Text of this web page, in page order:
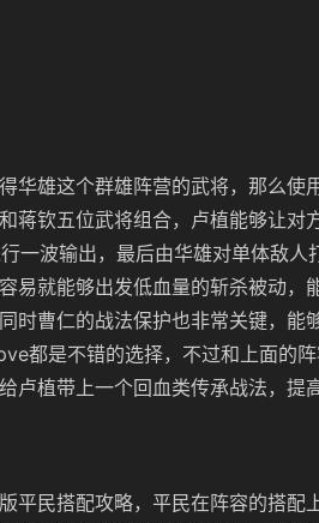
华雄这个群雄阵营的武将，那么使
蒋钦五位武将组合，卢植能够让对
一波输出，最后由华雄对单体敌人
易就能够出发低血量的斩杀被动，
时曹仁的战法保护也非常关键，能
都是不错的选择，不过和上面的
卢植带上一个回血类传承战法，提
平民搭配攻略，平民在阵容的搭配